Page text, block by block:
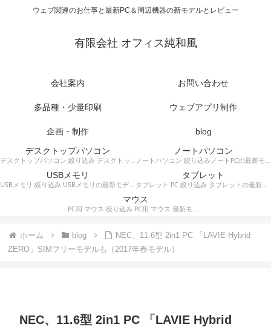
ウェブ関連のお仕事と最新PC＆周辺機器の新モデルとレビュー
有限会社 オフィス純和風
会社案内 お問い合わせ
多品種・少量印刷 ウェブアプリ制作
企画・制作
blog
デスクトップパソコン
デスクトップパソコン 絞り込み デスクトップPCの最新モデルやスペック・仕様に関する情報。
ノートパソコン
ノートパソコン 絞り込みノートPCの最新モデルやスペック・仕様に関する情報。
USBメモリ
USBメモリ 絞り込み USBメモリの最新モデルやスペック・仕様に関する情報。
タブレット
タブレット PC 絞り込み タブレットの最新モデルやスペック・仕様に関する情報。
マウス
PC用 マウス 絞り込み PC用 マウス 最新モデルやスペック・仕様に関する情報。ワイヤレスマウス、有線マウス、接続タイプなど。
ホーム blog
NEC、11.6型 2in1 PC 「LAVIE Hybrid
ZERO」SIMフリーモデルも（2017年春モデル）
NEC、11.6型 2in1 PC 「LAVIE Hybrid